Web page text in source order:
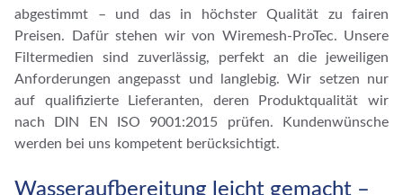
abgestimmt – und das in höchster Qualität zu fairen
Preisen. Dafür stehen wir von Wiremesh-ProTec. Unsere
Filtermedien sind zuverlässig, perfekt an die jeweiligen
Anforderungen angepasst und langlebig. Wir setzen nur
auf qualifizierte Lieferanten, deren Produktqualität wir
nach DIN EN ISO 9001:2015 prüfen. Kundenwünsche
werden bei uns kompetent berücksichtigt.
Wasseraufbereitung leicht gemacht –